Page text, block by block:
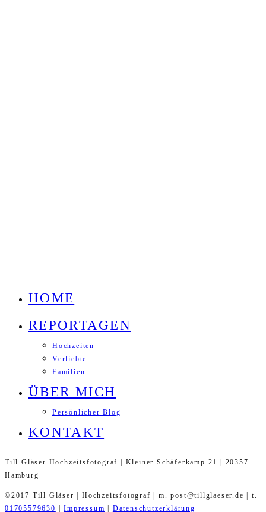
HOME
REPORTAGEN
Hochzeiten
Verliebte
Familien
ÜBER MICH
Persönlicher Blog
KONTAKT
Till Gläser Hochzeitsfotograf | Kleiner Schäferkamp 21 | 20357
Hamburg
©2017 Till Gläser | Hochzeitsfotograf | m. post@tillglaeser.de | t.
01705579630
|Impressum Datenschutzerklärung